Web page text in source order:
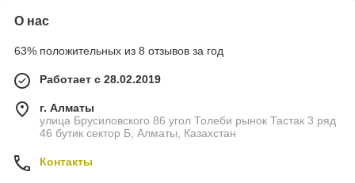
О нас
63% положительных из 8 отзывов за год
Работает с 28.02.2019
г. Алматы
улица Брусиловского 86 угол Толеби рынок Тастак 3 ряд
46 бутик сектор Б, Алматы, Казахстан
Контакты